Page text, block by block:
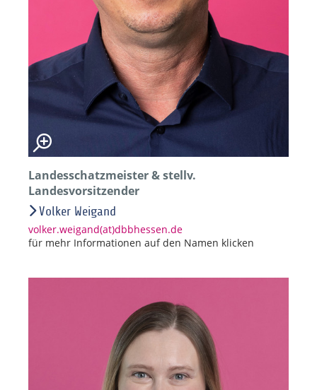
Landesschatzmeister & stellv.
Landesvorsitzender
Volker Weigand
volker.weigand(at)dbbhessen.de
für mehr Informationen auf den Namen klicken